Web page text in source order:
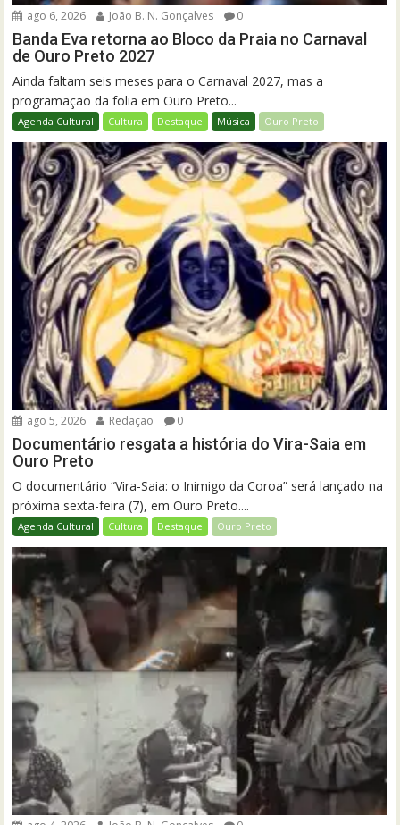
ago 6, 2026 João B. N. Gonçalves 0
Banda Eva retorna ao Bloco da Praia no Carnaval
de Ouro Preto 2027
Ainda faltam seis meses para o Carnaval 2027, mas a
programação da folia em Ouro Preto...
Agenda Cultural Cultura Destaque Música Ouro Preto
ago 5, 2026 Redação 0
Documentário resgata a história do Vira-Saia em
Ouro Preto
O documentário “Vira-Saia: o Inimigo da Coroa” será lançado na
próxima sexta-feira (7), em Ouro Preto....
Agenda Cultural Cultura Destaque Ouro Preto